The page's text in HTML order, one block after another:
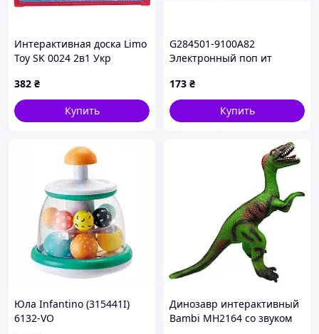
Интерактивная доска Limo
Toy SK 0024 2в1 Укр
382 ₴
Купить
G284501-9100A82
Электронный поп ит
антистресс. Pop It
173 ₴
Купить
Юла Infantino (315441I)
6132-VO
Динозавр интерактивный
Bambi MH2164 со звуком